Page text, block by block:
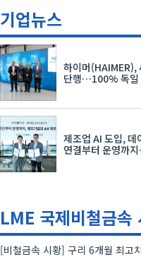
08.19~08.21
K-PRINT
08.19~08.22
자율주행모빌리티산업전
08.25~08.27
차세대 반도체 패키징 산업
08.26~08.28 수원컨벤션센
기업뉴스
하이머(HAIMER),
단행…100% 독일
제조업 AI 도입, 데
연결부터 운영까
LME 국제비철금속